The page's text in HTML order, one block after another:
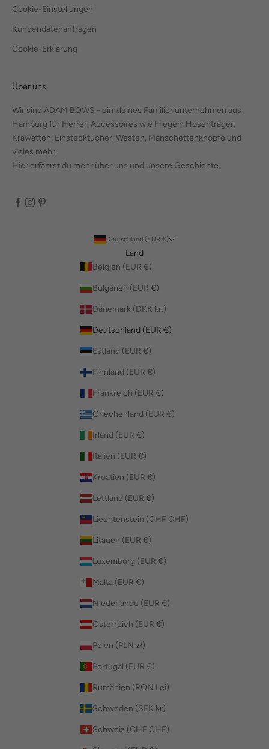
Cookie-Einstellungen
Kundendatenanfragen
Cookie-Erklärung
Über uns
Wir sind ADAM BOWS - ein kleines Familienunternehmen aus
Hamburg für Herren Accessoires wie Fliegen, Hosenträger,
Krawatten, Einstecktücher, Westen, Manschettenknöpfe und
vieles mehr.
Hier erfährst du mehr über uns und unsere Geschichte.
Deutschland (EUR €)
Land
Belgien (EUR €)
Bulgarien (EUR €)
Dänemark (DKK kr.)
Deutschland (EUR €)
Estland (EUR €)
Finnland (EUR €)
Frankreich (EUR €)
Griechenland (EUR €)
Irland (EUR €)
Italien (EUR €)
Kroatien (EUR €)
Lettland (EUR €)
Liechtenstein (CHF CHF)
Litauen (EUR €)
Luxemburg (EUR €)
Malta (EUR €)
Niederlande (EUR €)
Österreich (EUR €)
Polen (PLN zł)
Portugal (EUR €)
Rumänien (RON Lei)
Schweden (SEK kr)
Schweiz (CHF CHF)